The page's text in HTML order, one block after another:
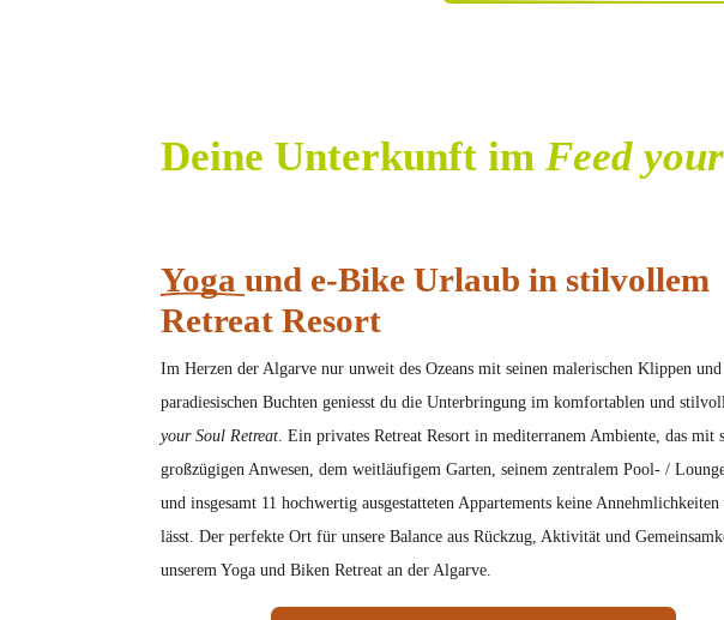
Deine Unterkunft imFeed
Yogaund e-Bike Urlaub in stilvollem
Retreat Resort
Im Herzen der Algarve nur unweit des Ozeans mit seinen malerischen Klippen und
paradiesischen Buchten geniesst du die Unterbringung im komfortablen und
your Soul Retreat . Ein privates Retreat Resort in mediterranem Ambiente, das mit
großzügigen Anwesen, dem weitläufigem Garten, seinem zentralem Pool- /
und insgesamt 11 hochwertig ausgestatteten Appartements keine Annehmlichkeiten
lässt. Der perfekte Ort für unsere Balance aus Rückzug, Aktivität und
unserem Yoga und Biken Retreat an der Algarve.